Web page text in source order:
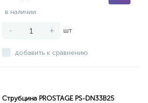
в наличии
- + шт
добавить к сравнению
Струбцина PROSTAGE PS-DN33B25